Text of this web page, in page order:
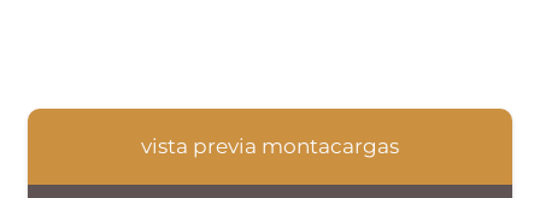
vista previa montacargas